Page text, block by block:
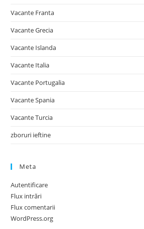
Vacante Franta
Vacante Grecia
Vacante Islanda
Vacante Italia
Vacante Portugalia
Vacante Spania
Vacante Turcia
zboruri ieftine
Meta
Autentificare
Flux intrări
Flux comentarii
WordPress.org